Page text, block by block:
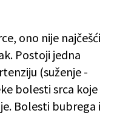
ono nije najčešći
Postoji jedna
(suženje -
bolesti srca koje
Bolesti bubrega i